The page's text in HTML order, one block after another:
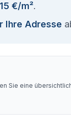
15 €/m².
Ihre Adresse
Sie eine